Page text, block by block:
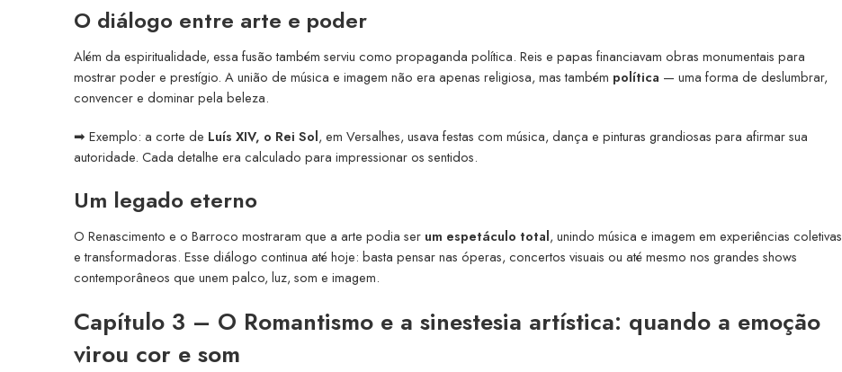
O diálogo entre arte e poder
Além da espiritualidade, essa fusão também serviu como propaganda política. Reis e papas financiavam obras monumentais para
mostrar poder e prestígio. A união de música e imagem não era apenas religiosa, mas também política — uma forma de deslumbrar,
convencer e dominar pela beleza.
➡ Exemplo: a corte de Luís XIV, o Rei Sol, em Versalhes, usava festas com música, dança e pinturas grandiosas para afirmar sua
autoridade. Cada detalhe era calculado para impressionar os sentidos.
Um legado eterno
O Renascimento e o Barroco mostraram que a arte podia ser um espetáculo total, unindo música e imagem em experiências coletivas
e transformadoras. Esse diálogo continua até hoje: basta pensar nas óperas, concertos visuais ou até mesmo nos grandes shows
contemporâneos que unem palco, luz, som e imagem.
Capítulo 3 – O Romantismo e a sinestesia artística: quando a emoção
virou cor e som